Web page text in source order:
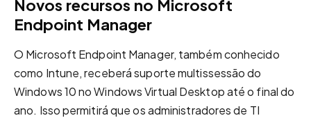
Novos recursos no Microsoft
Endpoint Manager
O Microsoft Endpoint Manager, também conhecido
como Intune, receberá suporte multissessão do
Windows 10 no Windows Virtual Desktop até o final do
ano. Isso permitirá que os administradores de TI